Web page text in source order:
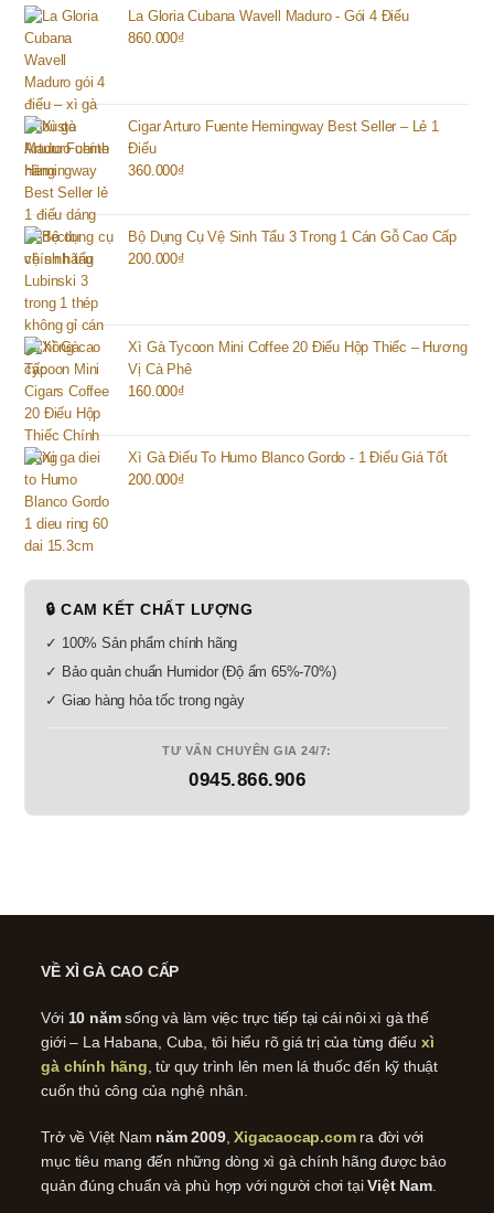
La Gloria Cubana Wavell Maduro - Gói 4 Điếu
860.000₫
Cigar Arturo Fuente Hemingway Best Seller – Lẻ 1
Điếu
360.000₫
Bộ Dụng Cụ Vệ Sinh Tẩu 3 Trong 1 Cán Gỗ Cao Cấp
200.000₫
Xì Gà Tycoon Mini Coffee 20 Điếu Hộp Thiếc – Hương
Vị Cà Phê
160.000₫
Xì Gà Điếu To Humo Blanco Gordo - 1 Điếu Giá Tốt
200.000₫
🔒 CAM KẾT CHẤT LƯỢNG
✓ 100% Sản phẩm chính hãng
✓ Bảo quản chuẩn Humidor (Độ ẩm 65%-70%)
✓ Giao hàng hỏa tốc trong ngày
TƯ VẤN CHUYÊN GIA 24/7:
0945.866.906
VỀ XÌ GÀ CAO CẤP
Với 10 nămsống và làm việc trực tiếp tại cái nôi xì gà thế
giới – La Habana, Cuba, tôi hiểu rõ giá trị của từng điếu xì
gà chính hãng , từ quy trình lên men lá thuốc đến kỹ thuật
cuốn thủ công của nghệ nhân.
Trở về Việt Nam năm 2009,Xigacaocap.comra đời với
mục tiêu mang đến những dòng xì gà chính hãng được bảo
quản đúng chuẩn và phù hợp với người chơi tạiViệt Nam.